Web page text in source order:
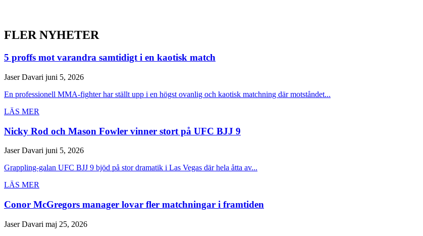
FLER NYHETER
5 proffs mot varandra samtidigt i en kaotisk match
Jaser Davari juni 5, 2026
En professionell MMA-fighter har ställt upp i en högst ovanlig och kaotisk matchning där motståndet...
LÄS MER
Nicky Rod och Mason Fowler vinner stort på UFC BJJ 9
Jaser Davari juni 5, 2026
Grappling-galan UFC BJJ 9 bjöd på stor dramatik i Las Vegas där hela åtta av...
LÄS MER
Conor McGregors manager lovar fler matchningar i framtiden
Jaser Davari maj 25, 2026